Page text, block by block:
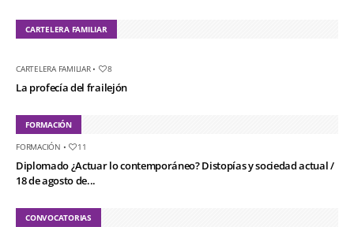
CARTELERA FAMILIAR
CARTELERA FAMILIAR• 8
La profecía del frailejón
FORMACIÓN
FORMACIÓN • 11
Diplomado ¿Actuar lo contemporáneo? Distopías y sociedad actual /
18 de agosto de...
CONVOCATORIAS